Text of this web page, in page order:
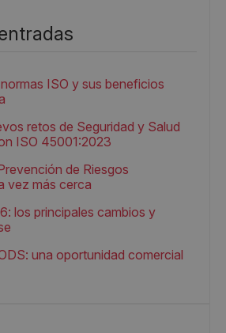
ISO y sus beneficios
retos de Seguridad y Salud
ISO 45001:2023
de Riesgos
vez más cerca
los principales cambios y
una oportunidad comercial